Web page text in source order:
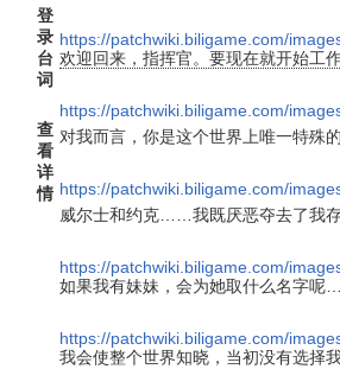
登
录
台
词
https://patchwiki.biligame.com/
欢迎回来，指挥官。要现在就开始工
https://patchwiki.biligame.com/
查
看
详
情
对我而言，你是这个世界上唯一特
https://patchwiki.biligame.com/
威尔士和约克……我既厌恶夺去了我
https://patchwiki.biligame.com/
如果我有妹妹，会为她取什么名字呢
https://patchwiki.biligame.com/
我会使整个世界知晓，当初没有选择